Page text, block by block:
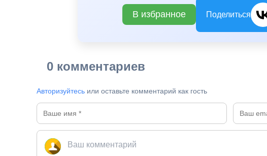
В избранное Поделиться
0 комментариев
Авторизуйтесь или оставьте комментарий как гость